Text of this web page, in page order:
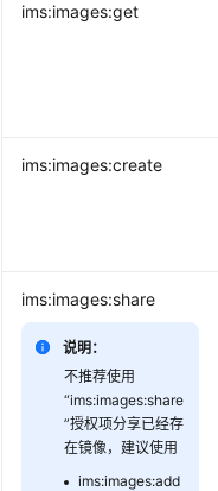
ims:images:get
ims:images:create
ims:images:share
说明：
不推荐使用
“ims:images:share
”授权项分享已经存
在镜像，建议使用
ims:images:add